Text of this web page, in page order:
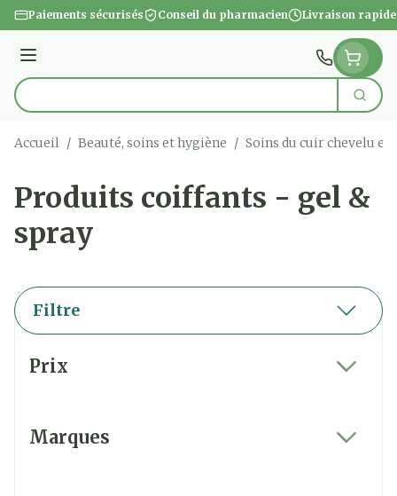
Aller au contenu
Paiements sécurisés Conseil du pharmacien Livraison rapide
Menu
Rechercher
Accueil / Beauté, soins et hygiène / Soins du cuir chevelu et
Produits coiffants - gel &
spray
Filtre
Prix
Marques